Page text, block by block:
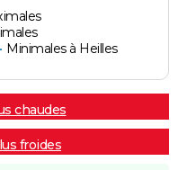
Minimales à Heilles
chaudes
froides